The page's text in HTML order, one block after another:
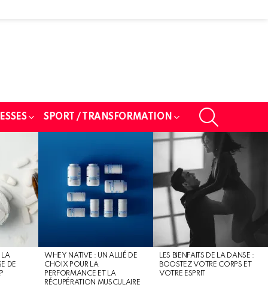
SPORT / TRANSFORMATION
LA
DE
WHEY NATIVE : UN ALLIÉ DE
CHOIX POUR LA
PERFORMANCE ET LA
RÉCUPÉRATION MUSCULAIRE
LES BIENFAITS DE LA DANSE :
BOOSTEZ VOTRE CORPS ET
VOTRE ESPRIT